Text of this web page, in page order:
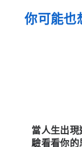
你可能也
當人生出現
驗看看你的